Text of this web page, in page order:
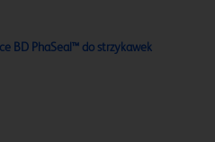
BD PhaSeal™ do strzykawek